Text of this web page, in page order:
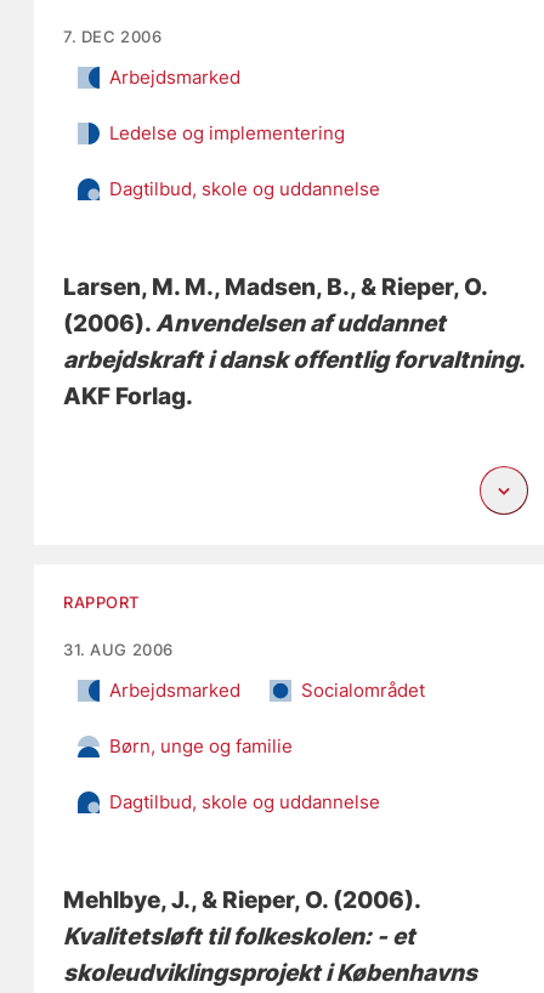
7. DEC 2006
Arbejdsmarked
Ledelse og implementering
Dagtilbud, skole og uddannelse
Larsen, M. M., Madsen, B., & Rieper, O.
(2006).Anvendelsen af uddannet
arbejdskraft i dansk offentlig forvaltning.
AKF Forlag.
RAPPORT
31. AUG 2006
Arbejdsmarked Socialområdet
Børn, unge og familie
Dagtilbud, skole og uddannelse
Mehlbye, J., & Rieper, O. (2006).
Kvalitetsløft til folkeskolen: - et
skoleudviklingsprojekt i Københavns